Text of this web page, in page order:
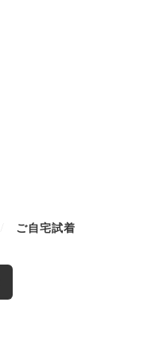
ご自宅試着